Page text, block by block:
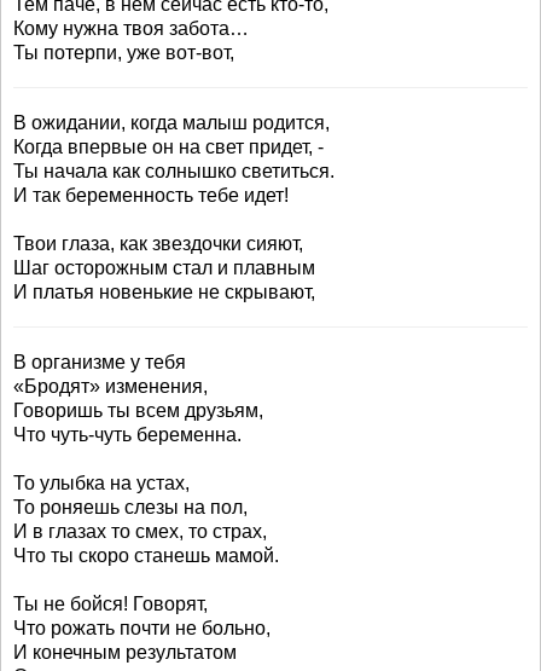
Тем паче, в нем сейчас есть кто-то,
Кому нужна твоя забота…
Ты потерпи, уже вот-вот,
В ожидании, когда малыш родится,
Когда впервые он на свет придет, -
Ты начала как солнышко светиться.
И так беременность тебе идет!
Твои глаза, как звездочки сияют,
Шаг осторожным стал и плавным
И платья новенькие не скрывают,
В организме у тебя
«Бродят» изменения,
Говоришь ты всем друзьям,
Что чуть-чуть беременна.
То улыбка на устах,
То роняешь слезы на пол,
И в глазах то смех, то страх,
Что ты скоро станешь мамой.
Ты не бойся! Говорят,
Что рожать почти не больно,
И конечным результатом